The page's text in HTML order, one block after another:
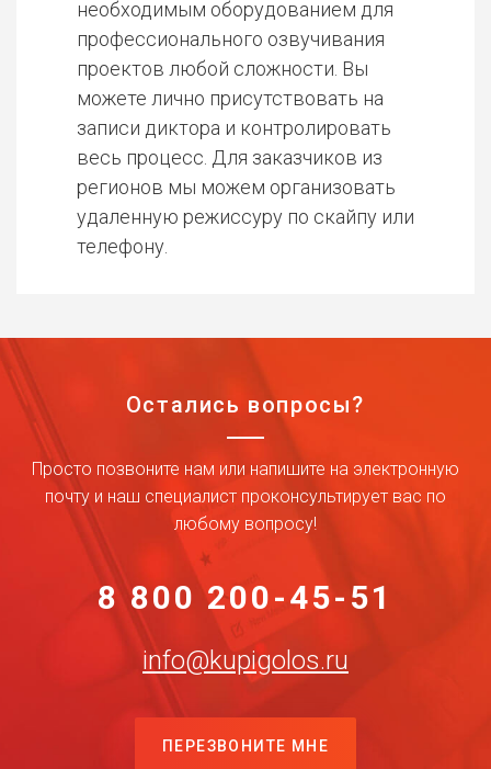
необходимым оборудованием для
профессионального озвучивания
проектов любой сложности. Вы
можете лично присутствовать на
записи диктора и контролировать
весь процесс. Для заказчиков из
регионов мы можем организовать
удаленную режиссуру по скайпу или
телефону.
Остались вопросы?
Просто позвоните нам или напишите на электронную
почту и наш специалист проконсультирует вас по
любому вопросу!
8 800 200-45-51
info@kupigolos.ru
ПЕРЕЗВОНИТЕ МНЕ